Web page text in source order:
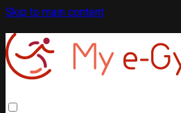
Skip to main content